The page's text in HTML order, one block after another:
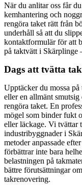
När du anlitar oss får
kemhantering och
rengöra taket rätt från
underhåll så att du
kontaktformulär för att
på taktvätt i Skärplinge
Dags att tvätta
Upptäcker du mossa
eller en allmänt
rengöra taket. En
mögel som binder fukt
eller läckage. Vi tvättar
industribyggnader i
metoder anpassade
förbättrar inte bara
belastningen på
bättre förutsättningar
takrenovering.